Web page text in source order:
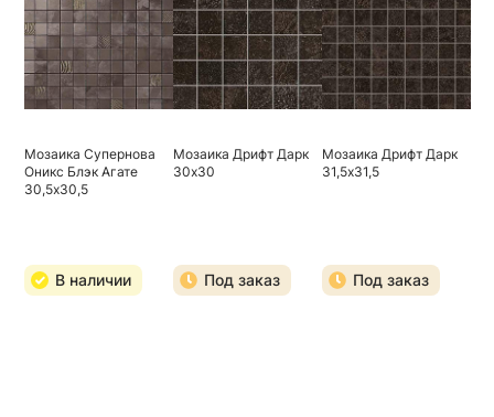
Мозаика Супернова
Оникс Блэк Агате
30,5х30,5
В наличии
Мозаика Дрифт Дарк
30х30
Под заказ
Мозаика Дрифт Дарк
31,5х31,5
Под заказ